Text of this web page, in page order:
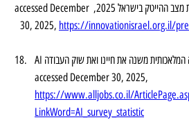
דו"ח רשות החדשנות תמונת מצב ההייטק בישראל 2025, accessed December
30, 2025, https://innovationisrael.org.il/
AI בישראל 2025: הבינה המלאכותית משנה את חיינו ואת שוק העבודה - AllJobs,
accessed December 30, 2025,
https://www.alljobs.co.il/
LinkWord=AI_survey_statistic